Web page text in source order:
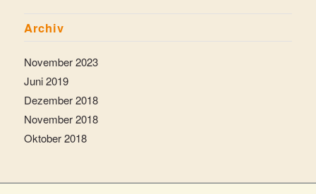
Archiv
November 2023
Juni 2019
Dezember 2018
November 2018
Oktober 2018